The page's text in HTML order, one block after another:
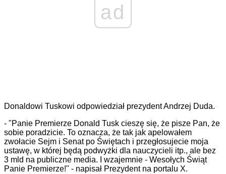
ad
Donaldowi Tuskowi odpowiedział prezydent Andrzej Duda.
- "Panie Premierze Donald Tusk cieszę się, że pisze Pan, że
sobie poradzicie. To oznacza, że tak jak apelowałem
zwołacie Sejm i Senat po Świętach i przegłosujecie moja
ustawę, w której będą podwyżki dla nauczycieli itp., ale bez
3 mld na publiczne media. I wzajemnie - Wesołych Świąt
Panie Premierze!" - napisał Prezydent na portalu X.